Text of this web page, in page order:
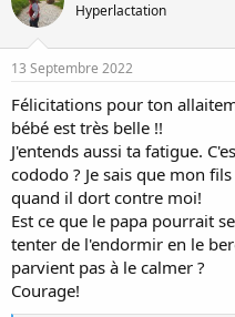
Hyperlactation
13 Septembre 2022
Félicitations pour ton
bébé est très belle !!
J'entends aussi ta fatigue.
cododo ? Je sais que mon
quand il dort contre moi!
Est ce que le papa pourrait
tenter de l'endormir en le
parvient pas à le calmer ?
Courage!